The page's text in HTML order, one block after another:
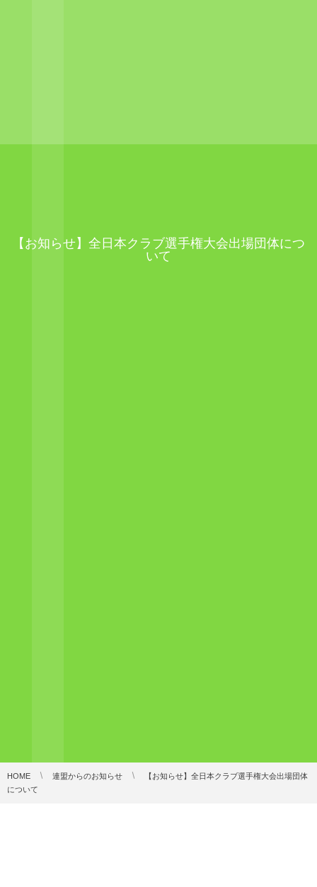
【お知らせ】全日本クラブ選手権大会出場団体につ
いて
HOME 連盟からのお知らせ
【お知らせ】全日本クラブ選手権大会出場団体
について